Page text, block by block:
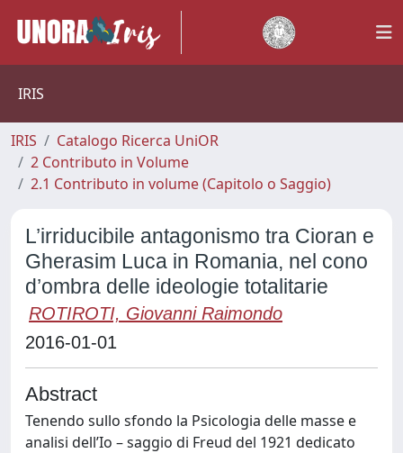
IRIS
IRIS
Catalogo Ricerca UniOR
2 Contributo in Volume
2.1 Contributo in volume (Capitolo o Saggio)
L’irriducibile antagonismo tra Cioran e
Gherasim Luca in Romania, nel cono
d’ombra delle ideologie totalitarie
ROTIROTI, Giovanni Raimondo
2016-01-01
Abstract
Tenendo sullo sfondo la Psicologia delle masse e
analisi dell’Io – saggio di Freud del 1921 dedicato